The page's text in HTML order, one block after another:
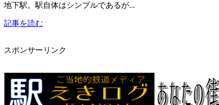
地下駅。駅自体はシンプルであるが...
記事を読む
スポンサーリンク